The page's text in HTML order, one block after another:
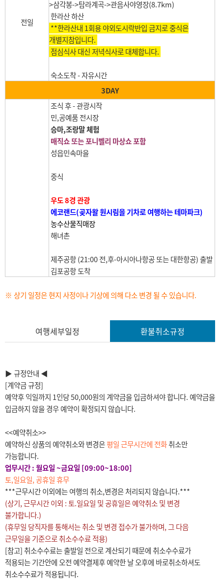
전일
>삼각봉->탐라계곡->관음사야영장(8.7km)
한라산 하산
**한라산내 1회용 야외도시락반입 금지로 중식은
개별지참입니다.
점심식사 대신 저녁식사로 대체합니다.
숙소도착 - 자유시간
3DAY
조식 후 - 관광시작
민,공예품 전시장
승마,조랑말 체험
매직쇼 또는 포니벨리 마상쇼 포함
성읍민속마을
중식
우도 8경 관광
에코랜드(곶자왈 원시림을 기차로 여행하는 테마파크)
농수산물직매장
해녀촌
제주공항 (21:00 전,후-아시아나항공 또는 대한항공) 출발
김포공항 도착
※ 상기 일정은 현지 사정이나 기상에 의해 다소 변경 될 수 있습니다.
여행세부일정 환불취소규정
▶ 규정안내 ◀
[계약금 규정]
예약후 익일까지 1인당 50,000원의 계약금을 입금하셔야 합니다. 예약금을
입금하지 않을 경우 예약이 확정되지 않습니다.
<<예약취소>>
예약하신 상품의 예약취소와 변경은평일 근무시간에 전화취소만
가능합니다.
업무시간 : 월요일 ~금요일 [09:00~18:00]
토,일요일, 공휴일 휴무
***근무시간 이외에는 여행의 취소,변경은 처리되지 않습니다.***
(상기, 근무시간 이외 : 토.일요일 및 공휴일은 예약취소 및 변경
불가합니다.)
(휴무일 당직자를 통해서는 취소 및 변경 접수가 불가하며, 그 다음
근무일을 기준으로 취소수수료 적용)
[참고] 취소수수료는 출발일 전으로 계산되기 때문에 취소수수료가
적용되는 기간안에 오전 예약결제후 예약한 날 오후에 바로취소하셔도
취소수수료가 적용됩니다.